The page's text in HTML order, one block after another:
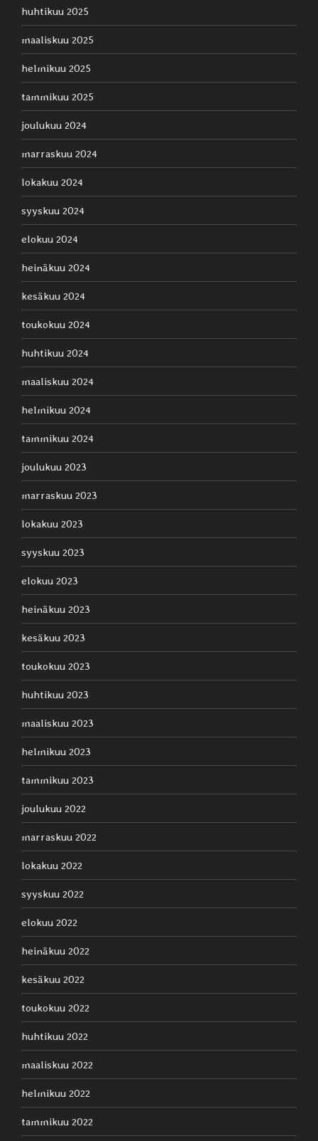
huhtikuu 2025
maaliskuu 2025
helmikuu 2025
tammikuu 2025
joulukuu 2024
marraskuu 2024
lokakuu 2024
syyskuu 2024
elokuu 2024
heinäkuu 2024
kesäkuu 2024
toukokuu 2024
huhtikuu 2024
maaliskuu 2024
helmikuu 2024
tammikuu 2024
joulukuu 2023
marraskuu 2023
lokakuu 2023
syyskuu 2023
elokuu 2023
heinäkuu 2023
kesäkuu 2023
toukokuu 2023
huhtikuu 2023
maaliskuu 2023
helmikuu 2023
tammikuu 2023
joulukuu 2022
marraskuu 2022
lokakuu 2022
syyskuu 2022
elokuu 2022
heinäkuu 2022
kesäkuu 2022
toukokuu 2022
huhtikuu 2022
maaliskuu 2022
helmikuu 2022
tammikuu 2022